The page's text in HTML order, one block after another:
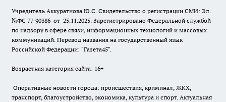
Учредитель Аккуратнова Ю.С. Свидетельство о регистрации СМИ: Эл.
№ФС 77-90386 от 25.11.2025. Зарегистрировано Федеральной службой
по надзору в сфере связи, информационных технологий и массовых
коммуникаций. Перевод названия на государственный язык
Российской Федерации: "Газета45".
Возрастная категория сайта: 16+
Оперативные новости города: происшествия, криминал, ЖКХ,
транспорт, благоустройство, экономика, культура и спорт. Актуальная